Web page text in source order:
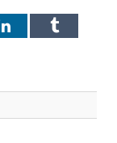
LinkedInTumblr